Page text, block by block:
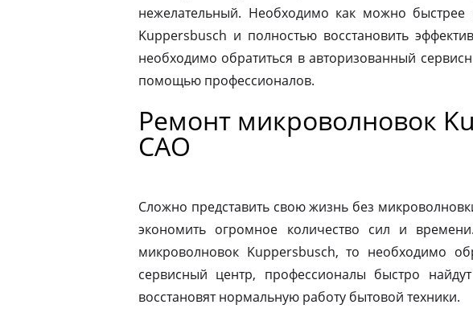
нежелательный. Необходимо как можно быстрее
Kuppersbusch и полностью восстановить
необходимо обратиться в авторизованный
помощью профессионалов.
Ремонт микроволновок
САО
Сложно представить свою жизнь без
экономить огромное количество сил и
микроволновок Kuppersbusch, то необходимо
сервисный центр, профессионалы быстро
восстановят нормальную работу бытовой техники.